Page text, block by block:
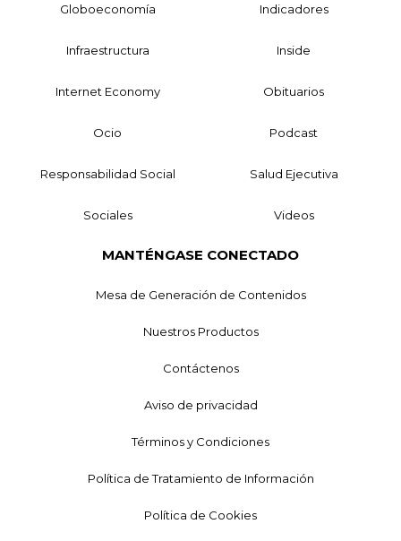
Globoeconomía Indicadores
Infraestructura Inside
Internet Economy Obituarios
Ocio Podcast
Responsabilidad Social Salud Ejecutiva
Sociales Videos
MANTÉNGASE CONECTADO
Mesa de Generación de Contenidos
Nuestros Productos
Contáctenos
Aviso de privacidad
Términos y Condiciones
Política de Tratamiento de Información
Política de Cookies